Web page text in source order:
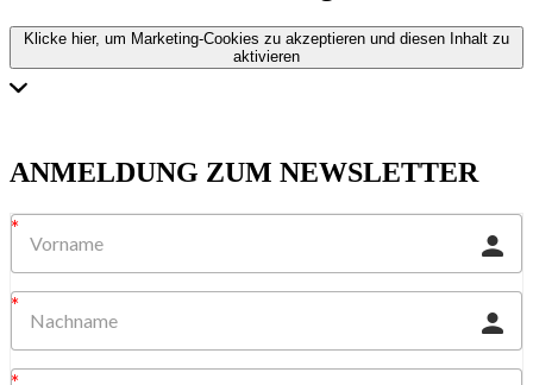
Klicke hier, um Marketing-Cookies zu akzeptieren und diesen Inhalt zu
aktivieren
ANMELDUNG ZUM NEWSLETTER